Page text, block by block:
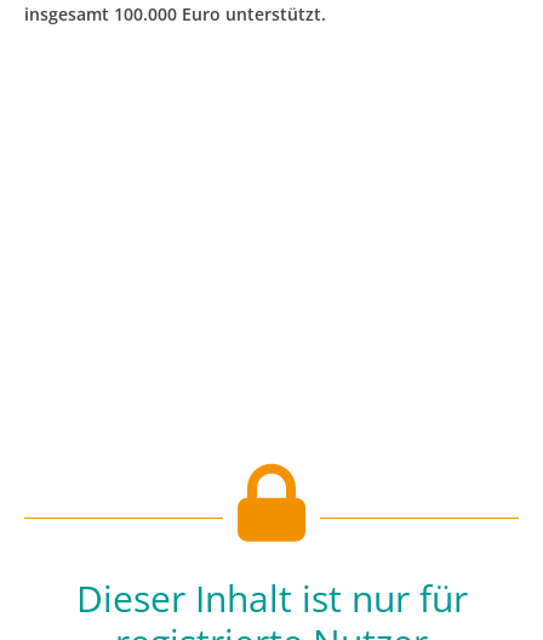
insgesamt 100.000 Euro unterstützt.
Dieser Inhalt ist nur für